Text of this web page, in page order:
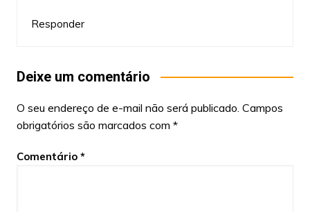
Responder
Deixe um comentário
O seu endereço de e-mail não será publicado. Campos
obrigatórios são marcados com *
Comentário *